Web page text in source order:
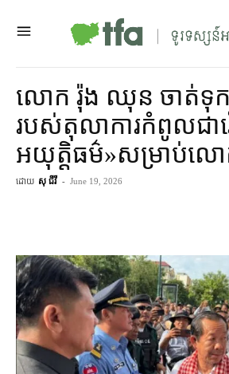
លោក រ៉ុង ឈុន ចាត់ទុក​
របស់​តុលាការ​កំពូល​ជា​
អយុត្តិធម៌»សម្រាប់​ល
ដោយ សុ ជីវី - June 19, 2026